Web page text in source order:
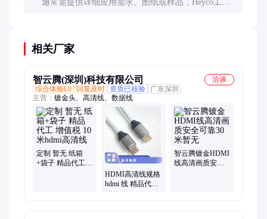
通常需提供详细应用需求、图纸或样品，Heyco工程
相关厂家
智云腾(深圳)科技有限公司
洽谈
综合体验L0
回复及时 资质已核验
广东深圳
主营： 镀金头、高清线、数据线
定制 暂无 纸箱
+袋子 精品代工
HDMI高清线规格
hdmi 线 精品代工
智云腾镀金HDMI
线高清画质安全